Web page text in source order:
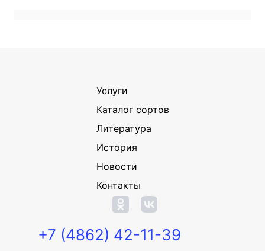
Услуги
Каталог сортов
Литература
История
Новости
Контакты
+7 (4862) 42-11-39